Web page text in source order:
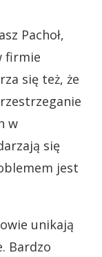
Pachoł,
firmie
się też, że
w
się
jest
unikają
Bardzo